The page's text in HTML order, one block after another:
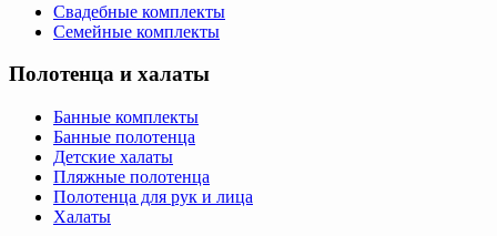
Свадебные комплекты
Семейные комплекты
Полотенца и халаты
Банные комплекты
Банные полотенца
Детские халаты
Пляжные полотенца
Полотенца для рук и лица
Халаты